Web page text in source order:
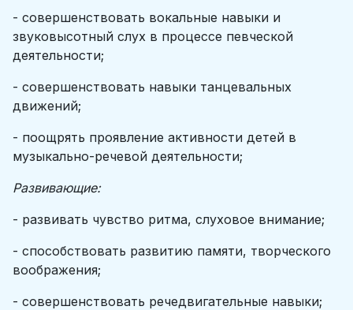
- совершенствовать вокальные навыки и
звуковысотный слух в процессе певческой
деятельности;
- совершенствовать навыки танцевальных
движений;
- поощрять проявление активности детей в
музыкально-речевой деятельности;
Развивающие:
- развивать чувство ритма, слуховое внимание;
- способствовать развитию памяти, творческого
воображения;
- совершенствовать речедвигательные навыки;